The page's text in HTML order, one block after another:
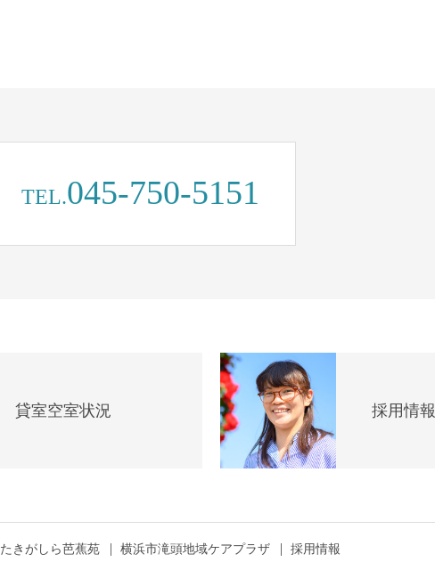
TEL.045-750-5151
貸室空室状況 採用情報
たきがしら芭蕉苑 横浜市滝頭地域ケアプラザ 採用情報